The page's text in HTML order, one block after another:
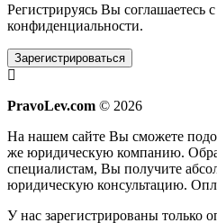
Регистрируясь Вы соглашаетесь
конфиденциальности.
Зарегистрироваться
PravoLev.com © 2026
На нашем сайте Вы сможете
же юридическую компанию.
специалистам, Вы получите
юридическую консультацию.
У нас зарегистрированы только